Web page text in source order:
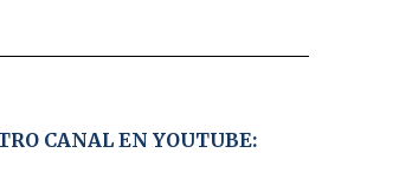
CANAL EN YOUTUBE: